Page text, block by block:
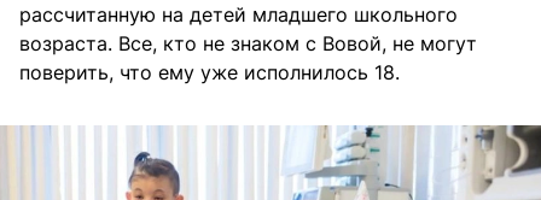
рассчитанную на детей младшего школьного
возраста. Все, кто не знаком с Вовой, не могут
поверить, что ему уже исполнилось 18.